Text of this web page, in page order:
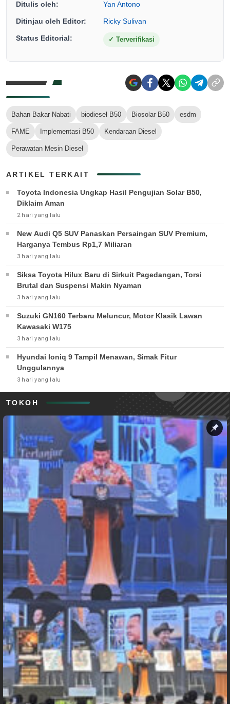
Ditulis oleh: Yan Antono
Ditinjau oleh Editor: Ricky Sulivan
Status Editorial: ✓ Terverifikasi
Bahan Bakar Nabati biodiesel B50 Biosolar B50 esdm
FAME Implementasi B50 Kendaraan Diesel
Perawatan Mesin Diesel
ARTIKEL TERKAIT
Toyota Indonesia Ungkap Hasil Pengujian Solar B50,
Diklaim Aman
2 hari yang lalu
New Audi Q5 SUV Panaskan Persaingan SUV Premium,
Harganya Tembus Rp1,7 Miliaran
3 hari yang lalu
Siksa Toyota Hilux Baru di Sirkuit Pagedangan, Torsi
Brutal dan Suspensi Makin Nyaman
3 hari yang lalu
Suzuki GN160 Terbaru Meluncur, Motor Klasik Lawan
Kawasaki W175
3 hari yang lalu
Hyundai Ioniq 9 Tampil Menawan, Simak Fitur
Unggulannya
3 hari yang lalu
TOKOH